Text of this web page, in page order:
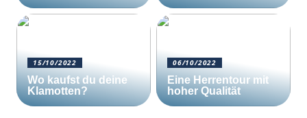
15/10/2022
Wo kaufst du deine
Klamotten?
06/10/2022
Eine Herrentour mit
hoher Qualität